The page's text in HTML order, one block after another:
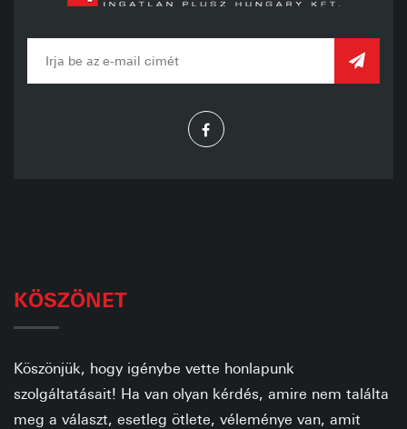
KÖSZÖNET
Köszönjük, hogy igénybe vette honlapunk
szolgáltatásait! Ha van olyan kérdés, amire nem találta
meg a választ, esetleg ötlete, véleménye van, amit